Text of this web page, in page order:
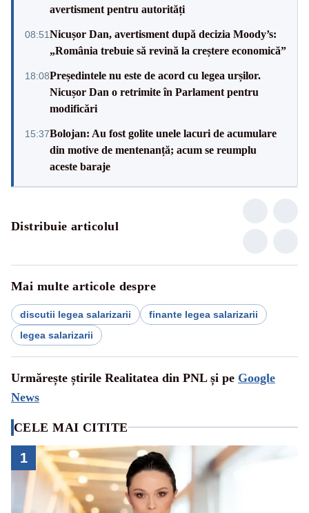
avertisment pentru autorități
08:51Nicușor Dan, avertisment după decizia Moody’s:
„România trebuie să revină la creștere economică”
18:08Președintele nu este de acord cu legea urșilor.
Nicușor Dan o retrimite în Parlament pentru
modificări
15:37Bolojan: Au fost golite unele lacuri de acumulare
din motive de mentenanță; acum se reumplu
aceste baraje
Distribuie articolul
Mai multe articole despre
discutii legea salarizarii
finante legea salarizarii
legea salarizarii
Urmărește știrile Realitatea din PNL și pe Google
News
CELE MAI CITITE
1